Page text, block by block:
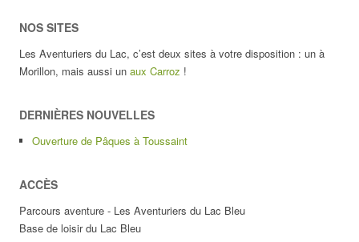
NOS SITES
Les Aventuriers du Lac, c’est deux sites à votre disposition : un à
Morillon, mais aussi un aux Carroz !
DERNIÈRES NOUVELLES
Ouverture de Pâques à Toussaint
ACCÈS
Parcours aventure - Les Aventuriers du Lac Bleu
Base de loisir du Lac Bleu